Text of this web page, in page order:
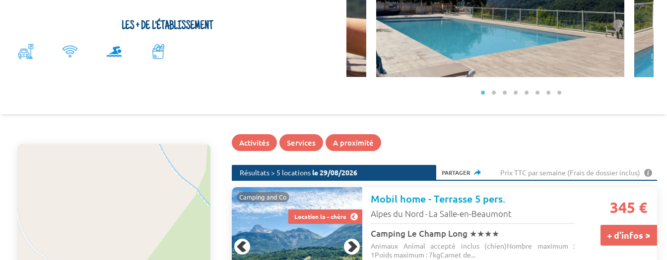
LES + DE L'ÉTABLISSEMENT
Activités Services A proximité
Résultats > 5 locations le 29/08/2026 PARTAGER Prix TTC par semaine (Frais de dossier inclus)
Location la - chère
Camping and Co Mobil home - Terrasse 5 pers.
Alpes du Nord - La Salle-en-Beaumont
Camping Le Champ Long ★★★★
Animaux Animal accepté inclus (chien)Nombre maximum :
1Poids maximum : 7kgCarnet de...
345 €
+ d'infos >